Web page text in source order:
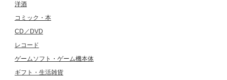
洋酒
コミック・本
CD／DVD
レコード
ゲームソフト・ゲーム機本体
ギフト・生活雑貨